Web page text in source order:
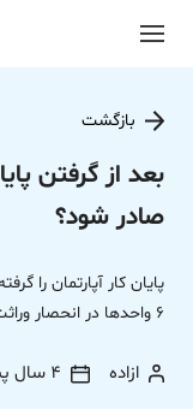
بازگشت
بعد از گرفتن
صادر شود؟
6 واحدها در انحصار وراثت است.
ازاده 4 سال پیش